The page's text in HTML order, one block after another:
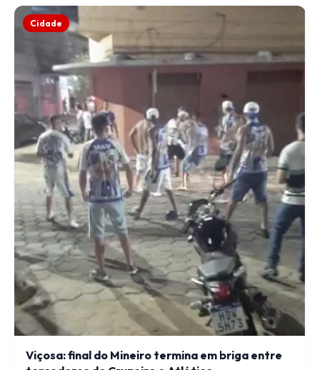
Cidade
Viçosa: final do Mineiro termina em briga entre